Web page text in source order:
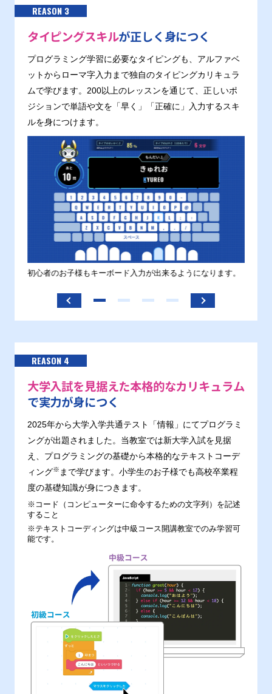
REASON 3
タイピングスキルが正しく身につく
プログラミング学習に必要なタイピングも、アルファベ
ットからローマ字入力まで独自のタイピングカリキュラ
ムで学びます。200以上のレッスンを通じて、正しいポ
ジションで単語や文を「早く」「正確に」入力するスキ
ルを身につけます。
初心者のお子様もキーボード入力が出来るようになります。
REASON 4
大学入試を見据えた本格的なカリキュラム
で実力が身につく
2025年から大学入学共通テスト「情報」にてプログラミ
ングが出題されました。当教室では新大学入試を見据
え、プログラミングの基礎から本格的なテキストコーデ
ィング※ まで学びます。小学生のお子様でも高校卒業程
度の基礎知識が身につきます。
※コード（コンピューターに命令するための文字列）を記述
すること
※テキストコーディングは中級コース開講教室でのみ学習可
能です。